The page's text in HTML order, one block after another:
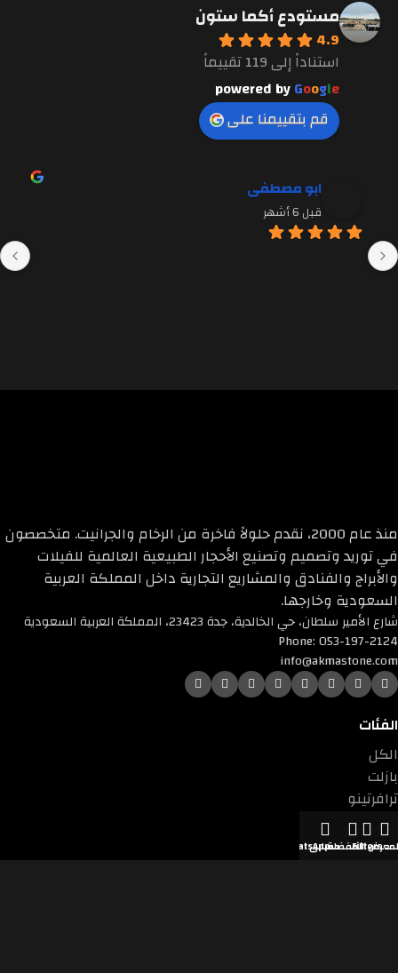
مستودع أكما ستون
4.9
استناداً إلى 119 تقييماً
powered byGoogle
قم بتقييمنا على
ابو مصطفى
قبل 6 أشهر
منذ عام 2000، نقدم حلولاً فاخرة من الرخام والجرانيت. متخصصون
في توريد وتصميم وتصنيع الأحجار الطبيعية العالمية للفيلات
والأبراج والفنادق والمشاريع التجارية داخل المملكة العربية
السعودية وخارجها.
شارع الأمير سلطان، حي الخالدية، جدة 23423، المملكة العربية السعودية
Phone: 053-197-2124
info@akmastone.com
الفئات
الكل
بازلت
ترافرتينو
تيرازو
جرانيت
Filtersالمفضلةحسابي
WhatsApp